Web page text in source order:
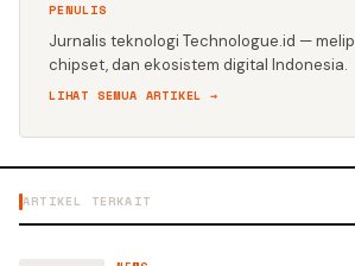
PENULIS
Jurnalis teknologi Technologue.id —
chipset, dan ekosistem digital Indonesia.
LIHAT SEMUA ARTIKEL →
ARTIKEL TERKAIT